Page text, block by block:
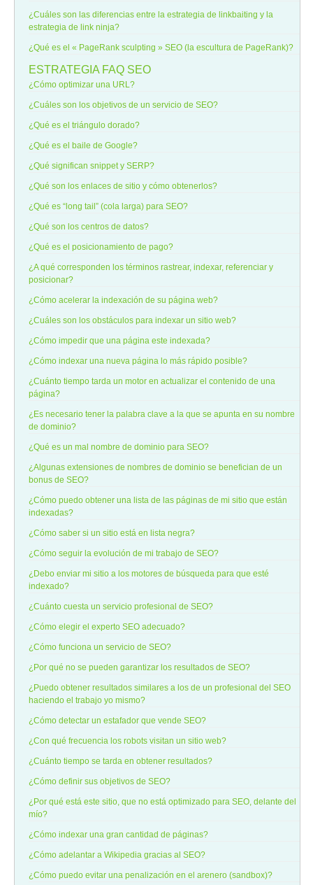
¿Cuáles son las diferencias entre la estrategia de linkbaiting y la
estrategia de link ninja?
¿Qué es el « PageRank sculpting » SEO (la escultura de PageRank)?
ESTRATEGIA FAQ SEO
¿Cómo optimizar una URL?
¿Cuáles son los objetivos de un servicio de SEO?
¿Qué es el triángulo dorado?
¿Qué es el baile de Google?
¿Qué significan snippet y SERP?
¿Qué son los enlaces de sitio y cómo obtenerlos?
¿Qué es “long tail” (cola larga) para SEO?
¿Qué son los centros de datos?
¿Qué es el posicionamiento de pago?
¿A qué corresponden los términos rastrear, indexar, referenciar y
posicionar?
¿Cómo acelerar la indexación de su página web?
¿Cuáles son los obstáculos para indexar un sitio web?
¿Cómo impedir que una página este indexada?
¿Cómo indexar una nueva página lo más rápido posible?
¿Cuánto tiempo tarda un motor en actualizar el contenido de una
página?
¿Es necesario tener la palabra clave a la que se apunta en su nombre
de dominio?
¿Qué es un mal nombre de dominio para SEO?
¿Algunas extensiones de nombres de dominio se benefician de un
bonus de SEO?
¿Cómo puedo obtener una lista de las páginas de mi sitio que están
indexadas?
¿Cómo saber si un sitio está en lista negra?
¿Cómo seguir la evolución de mi trabajo de SEO?
¿Debo enviar mi sitio a los motores de búsqueda para que esté
indexado?
¿Cuánto cuesta un servicio profesional de SEO?
¿Cómo elegir el experto SEO adecuado?
¿Cómo funciona un servicio de SEO?
¿Por qué no se pueden garantizar los resultados de SEO?
¿Puedo obtener resultados similares a los de un profesional del SEO
haciendo el trabajo yo mismo?
¿Cómo detectar un estafador que vende SEO?
¿Con qué frecuencia los robots visitan un sitio web?
¿Cuánto tiempo se tarda en obtener resultados?
¿Cómo definir sus objetivos de SEO?
¿Por qué está este sitio, que no está optimizado para SEO, delante del
mío?
¿Cómo indexar una gran cantidad de páginas?
¿Cómo adelantar a Wikipedia gracias al SEO?
¿Cómo puedo evitar una penalización en el arenero (sandbox)?